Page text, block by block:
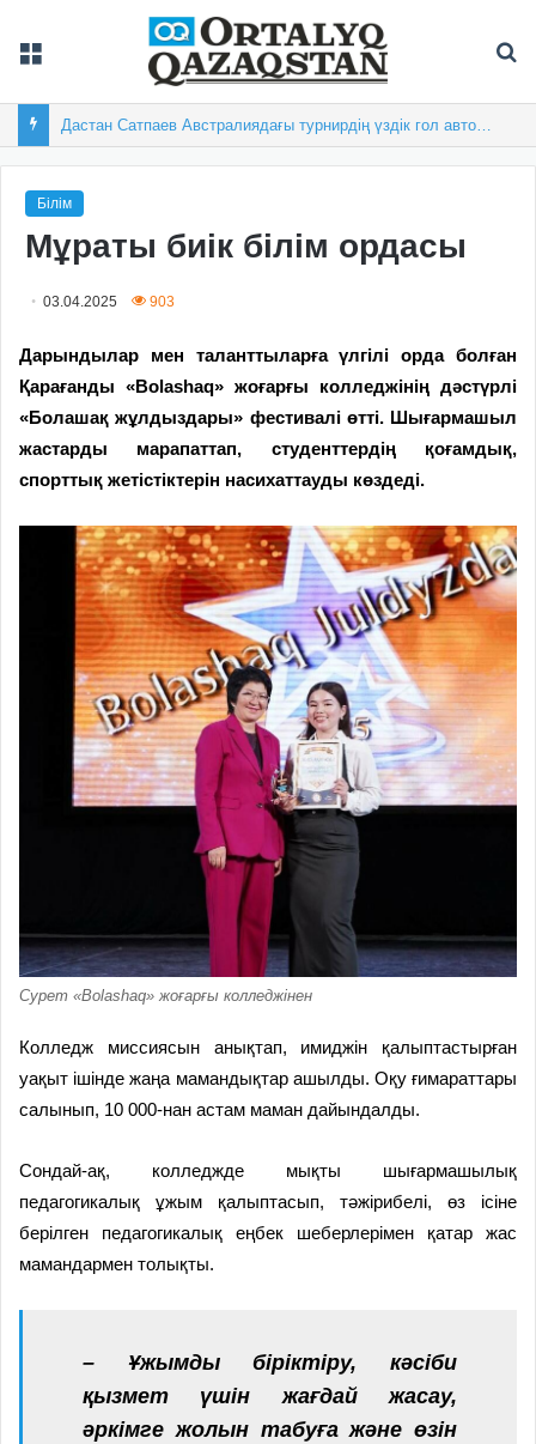
Жастарымыз жарап тұр
Білім
Мұраты биік білім ордасы
03.04.2025 903
Дарындылар мен таланттыларға үлгілі орда болған
Қарағанды «Bolashaq» жоғарғы колледжінің дәстүрлі
«Болашақ жұлдыздары» фестивалі өтті. Шығармашыл
жастарды марапаттап, студенттердің қоғамдық,
спорттық жетістіктерін насихаттауды көздеді.
Сурет «Bolashaq» жоғарғы колледжінен
Колледж миссиясын анықтап, имиджін қалыптастырған
уақыт ішінде жаңа мамандықтар ашылды. Оқу ғимараттары
салынып, 10 000-нан астам маман дайындалды.
Сондай-ақ, колледжде мықты шығармашылық
педагогикалық ұжым қалыптасып, тәжірибелі, өз ісіне
берілген педагогикалық еңбек шеберлерімен қатар жас
мамандармен толықты.
– Ұжымды біріктіру, кәсіби
қызмет үшін жағдай жасау,
әркімге жолын табуға және өзін